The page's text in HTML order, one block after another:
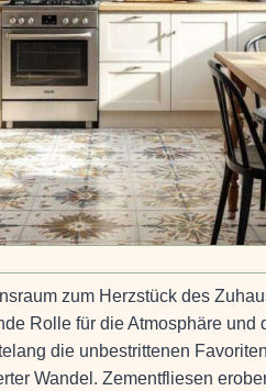
zum Herzstück des
Rolle für die Atmosphäre und
die unbestrittenen
Wandel. Zementfliesen